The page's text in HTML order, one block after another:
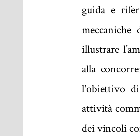
guida e
meccaniche
illustrare
alla
l'obiettivo di
attività
dei vincoli